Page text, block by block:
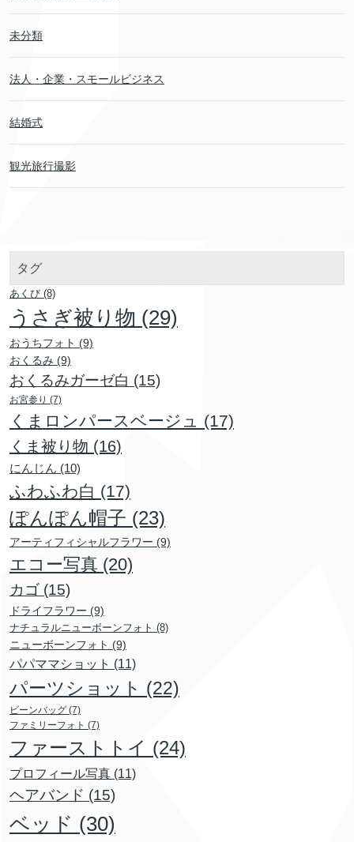
未分類
法人・企業・スモールビジネス
結婚式
観光旅行撮影
タグ
あくび (8)
うさぎ被り物 (29)
おうちフォト (9)
おくるみ (9)
おくるみガーゼ白 (15)
お宮参り (7)
くまロンパースベージュ (17)
くま被り物 (16)
にんじん (10)
ふわふわ白 (17)
ぽんぽん帽子 (23)
アーティフィシャルフラワー (9)
エコー写真 (20)
カゴ (15)
ドライフラワー (9)
ナチュラルニューボーンフォト (8)
ニューボーンフォト (9)
パパママショット (11)
パーツショット (22)
ビーンバッグ (7)
ファミリーフォト (7)
ファーストトイ (24)
プロフィール写真 (11)
ヘアバンド (15)
ベッド (30)